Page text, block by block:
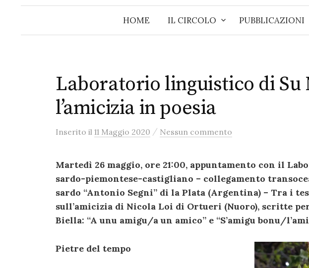
HOME IL CIRCOLO PUBBLICAZIONI
Laboratorio linguistico di Su
l’amicizia in poesia
Inserito il 11 Maggio 2020 / Nessun commento
Martedì 26 maggio, ore 21:00, appuntamento con il
sardo-piemontese-castigliano – collegamento
sardo “Antonio Segni” di la Plata (Argentina) – Tra i
sull’amicizia di Nicola Loi di Ortueri (Nuoro), scritte
Biella: “A unu amigu/a un amico” e “S’amigu bonu/
Pietre del tempo